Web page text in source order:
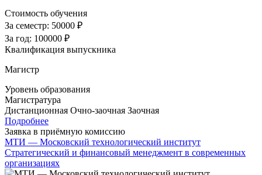
Стоимость обучения
За семестр: 50000 ₽
За год: 100000 ₽
Квалификация выпускника
Магистр
Уровень образования
Магистратура
Дистанционная Очно-заочная Заочная
Подробнее
Заявка в приёмную комиссию
МТИ — Московский технологический институт
Стратегический и финансовый менеджмент в современных
организациях